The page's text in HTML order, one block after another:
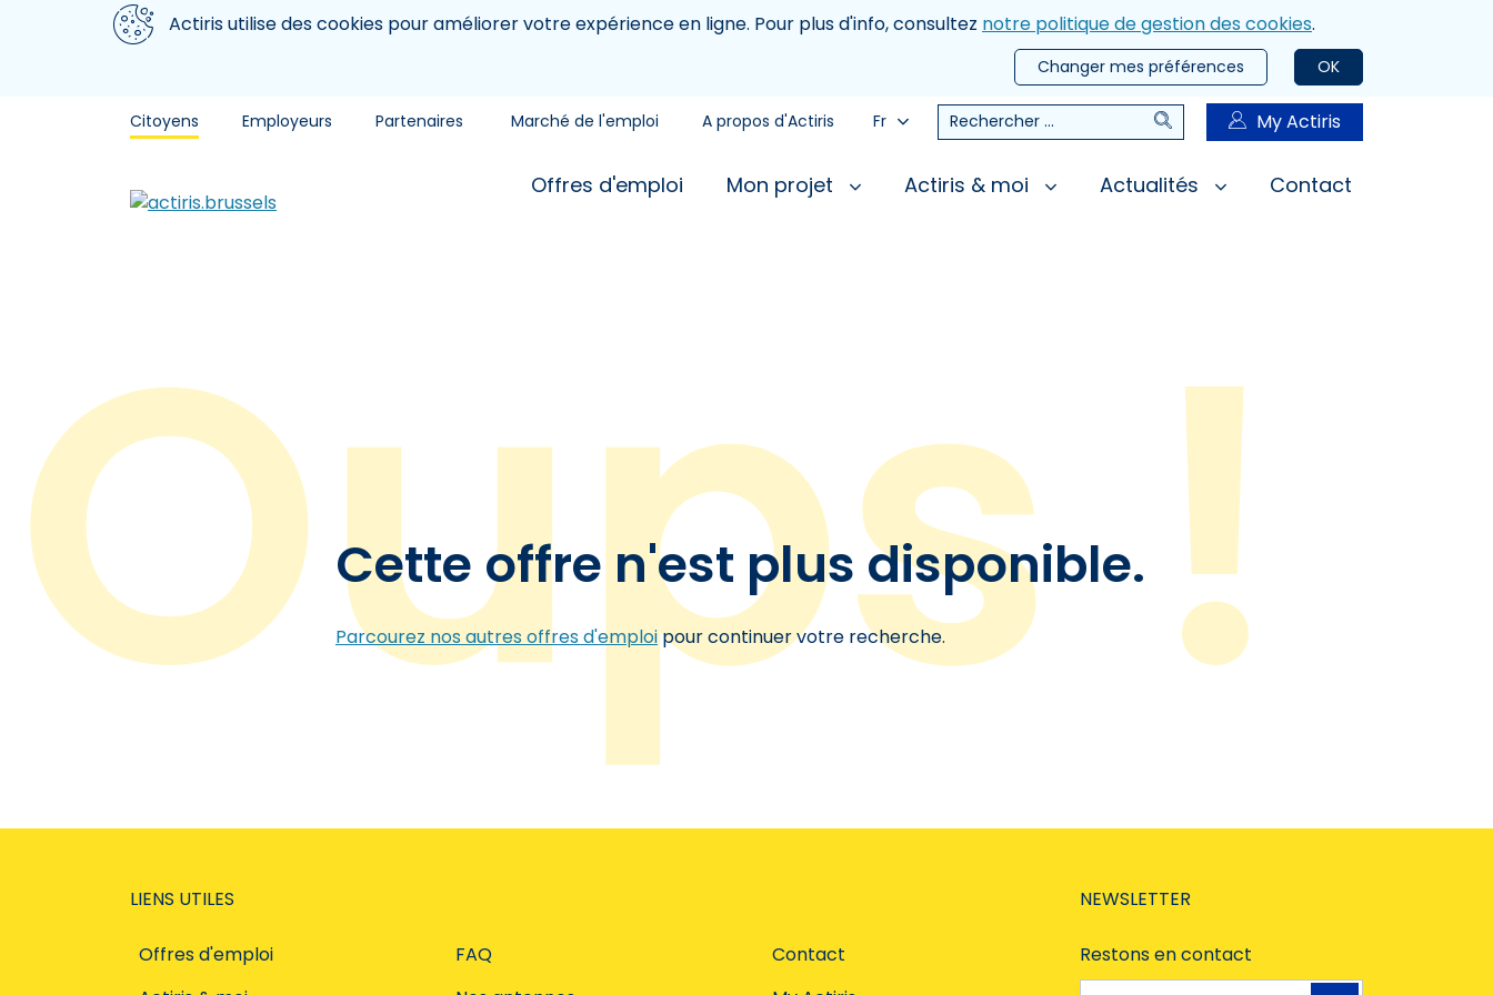
Aller au contenu principal
Nous utilisons des cookiesActiris utilise des cookies pour améliorer votre expérience en ligne. Pour plus d'info, consultez notre politique de gestion des cookies.
OK
Changer mes préférences
Citoyens Employeurs Partenaires Marché de l'emploi A propos d'Actiris Fr Rechercher RechercherMy Actiris
Offres d'emploi Mon projet Actiris & moi Actualités Contact
Cette offre n'est plus disponible.
Parcourez nos autres offres d'emploipour continuer votre recherche.
LIENS UTILES
Offres d'emploi
FAQ
Contact
NEWSLETTER
Restons en contact